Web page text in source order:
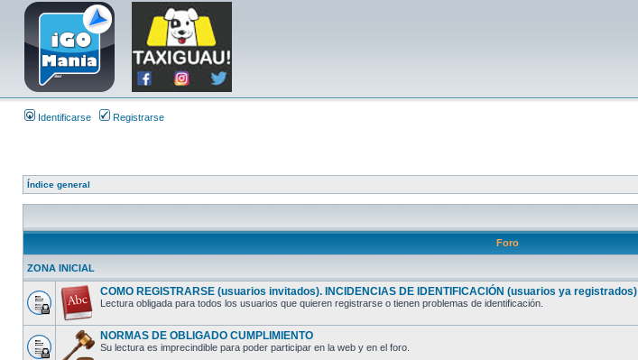
Identificarse Registrarse
Índice general
Foro
ZONA INICIAL
COMO REGISTRARSE (usuarios invitados). INCIDENCIAS DE IDENTIFICACIÓN (usuarios ya registrados)
Lectura obligada para todos los usuarios que quieren registrarse o tienen problemas de identificación.
NORMAS DE OBLIGADO CUMPLIMIENTO
Su lectura es imprecindible para poder participar en la web y en el foro.